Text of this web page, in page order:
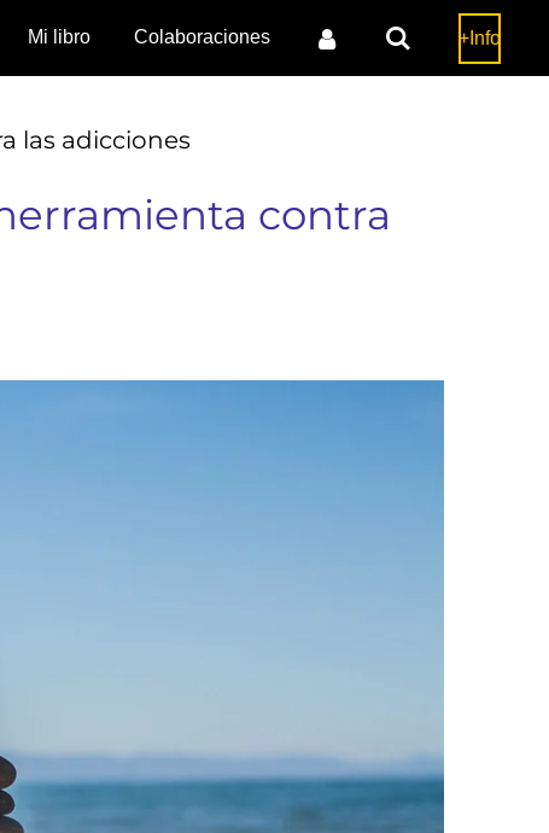
Mi libro Colaboraciones +Info
las adicciones
contra